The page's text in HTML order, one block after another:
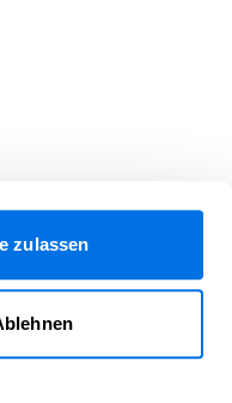
zulassen